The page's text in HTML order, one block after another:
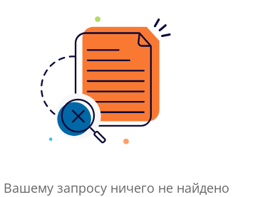
запросу ничего не найдено